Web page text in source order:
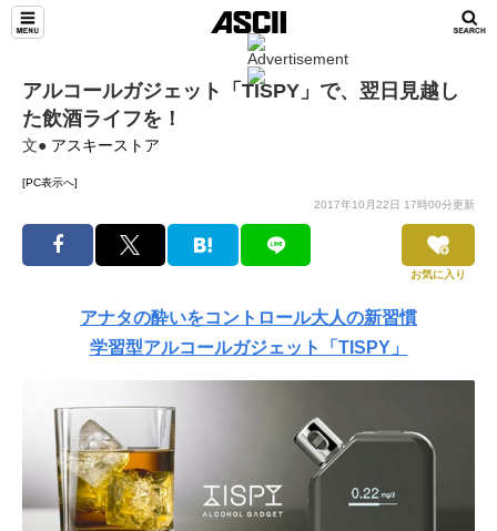
アルコールガジェット「TISPY」で、翌日見越し
た飲酒ライフを！
文● アスキーストア
[PC表示へ]
2017年10月22日 17時00分更新
お気に入り
アナタの酔いをコントロール大人の新習慣
学習型アルコールガジェット「TISPY」